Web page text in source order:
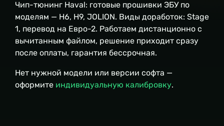
Чип-тюнинг Haval: готовые прошивки ЭБУ по
моделям — H6, H9, JOLION. Виды доработок: Stage
1, перевод на Евро-2. Работаем дистанционно с
вычитанным файлом, решение приходит сразу
после оплаты, гарантия бессрочная.
Нет нужной модели или версии софта —
оформите индивидуальную калибровку.